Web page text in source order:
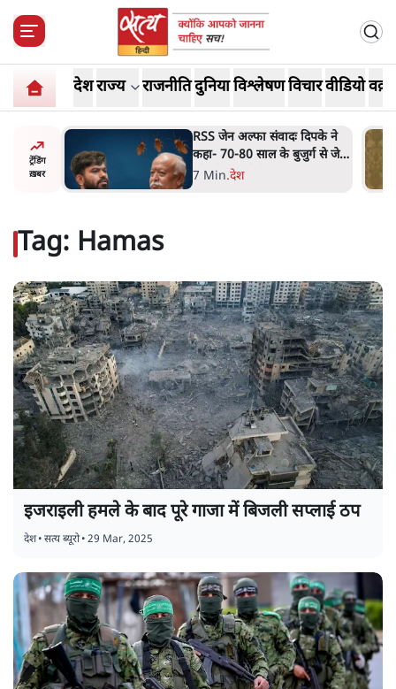
देशराज्य राजनीतिदुनियाविश्लेषणविचारवीडियो
ट्रेंडिंग
ख़बर
आवास
RSS जेन अल्फा संवादः दिपके ने
कहा- 70-80 साल के बुजुर्ग से जेन
जी को क्या मिलेगा
7 Min.देश
Tag: Hamas
इजराइली हमले के बाद पूरे गाजा में बिजली सप्लाई ठप
देश•सत्य ब्यूरो•29 Mar, 2025